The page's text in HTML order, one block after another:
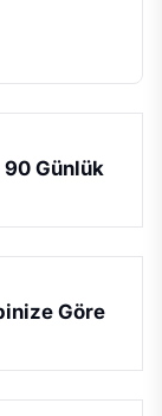
90 Günlük
Göre